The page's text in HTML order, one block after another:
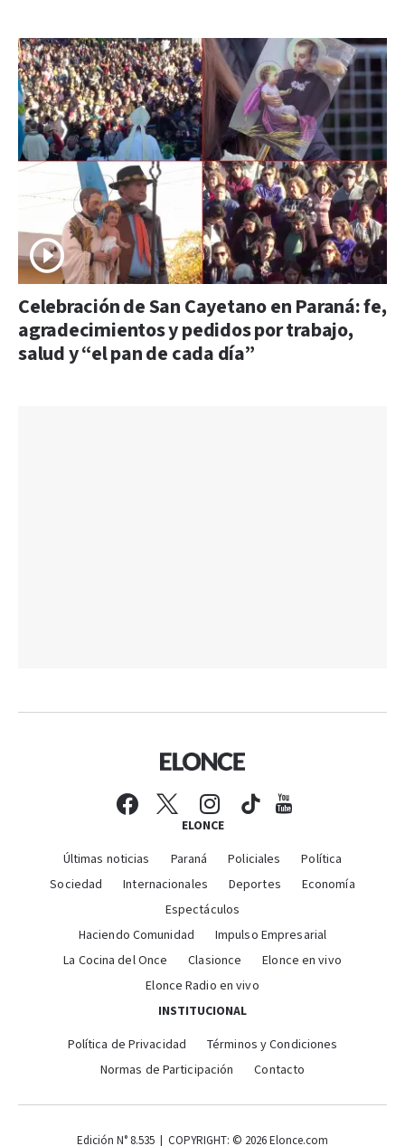
Celebración de San Cayetano en Paraná: fe,
agradecimientos y pedidos por trabajo,
salud y “el pan de cada día”
ELONCE
Últimas noticias Paraná Policiales
Política
Sociedad
Internacionales Deportes
Economía
Espectáculos
Haciendo Comunidad
Impulso Empresarial
La Cocina del Once
Clasionce
Elonce en vivo
Elonce Radio en vivo
INSTITUCIONAL
Política de Privacidad
Términos y Condiciones
Normas de Participación
Contacto
Edición N° 8.535 | COPYRIGHT: © 2026 Elonce.com